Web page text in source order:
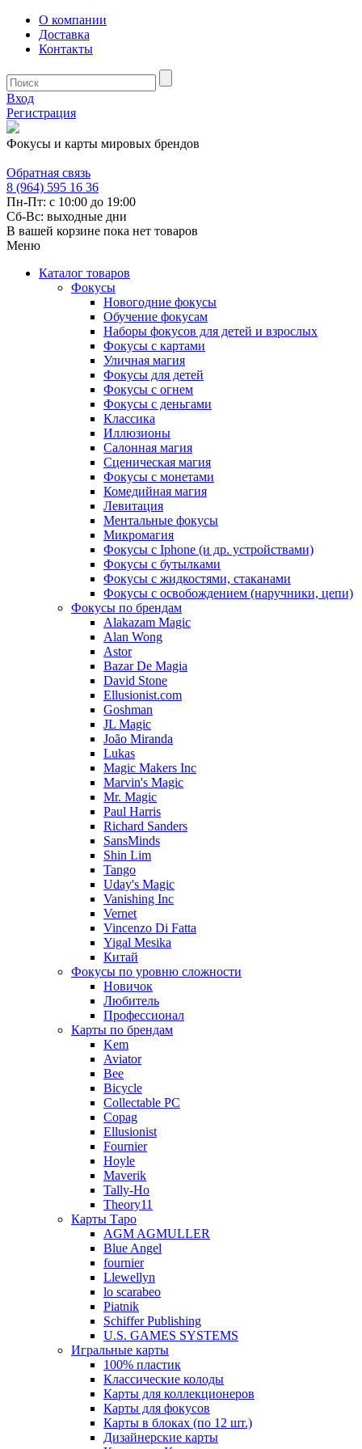
О компании
Доставка
Контакты
Вход
Регистрация
Фокусы и карты мировых брендов
Обратная связь
8 (964) 595 16 36
Пн-Пт: с 10:00 до 19:00
Сб-Вс: выходные дни
В вашей корзине пока нет товаров
Меню
Каталог товаров
Фокусы
Новогодние фокусы
Обучение фокусам
Наборы фокусов для детей и взрослых
Фокусы с картами
Уличная магия
Фокусы для детей
Фокусы с огнем
Фокусы с деньгами
Классика
Иллюзионы
Салонная магия
Сценическая магия
Фокусы с монетами
Комедийная магия
Левитация
Ментальные фокусы
Микромагия
Фокусы с Iphone (и др. устройствами)
Фокусы с бутылками
Фокусы с жидкостями, стаканами
Фокусы с освобождением (наручники, цепи)
Фокусы по брендам
Alakazam Magic
Alan Wong
Astor
Bazar De Magia
David Stone
Ellusionist.com
Goshman
JL Magic
João Miranda
Lukas
Magic Makers Inc
Marvin's Magic
Mr. Magic
Paul Harris
Richard Sanders
SansMinds
Shin Lim
Tango
Uday's Magic
Vanishing Inc
Vernet
Vincenzo Di Fatta
Yigal Mesika
Китай
Фокусы по уровню сложности
Новичок
Любитель
Профессионал
Карты по брендам
Kem
Aviator
Bee
Bicycle
Collectable PC
Copag
Ellusionist
Fournier
Hoyle
Maverik
Tally-Ho
Theory11
Карты Таро
AGM AGMULLER
Blue Angel
fournier
Llewellyn
lo scarabeo
Piatnik
Schiffer Publishing
U.S. GAMES SYSTEMS
Игральные карты
100% пластик
Классические колоды
Карты для коллекционеров
Карты для фокусов
Карты в блоках (по 12 шт.)
Дизайнерские карты